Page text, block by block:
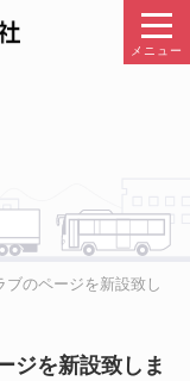
メニュー
のページを新設致し
ジを新設致しま